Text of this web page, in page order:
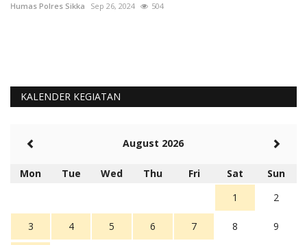
Humas Polres Sikka Sep 26, 2024 504
KALENDER KEGIATAN
August 2026
Mon Tue Wed Thu Fri Sat
Sun
1
2
3 4 5 6 7 8 9